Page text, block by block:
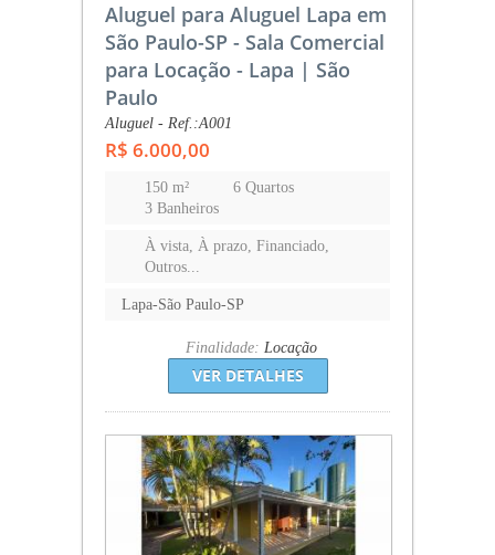
Aluguel para Aluguel Lapa em
São Paulo-SP - Sala Comercial
para Locação - Lapa | São
Paulo
Aluguel - Ref.:A001
R$ 6.000,00
150 m²
6 Quartos
3 Banheiros
À vista, À prazo, Financiado,
Outros...
Lapa-São Paulo-SP
Finalidade: Locação
VER DETALHES